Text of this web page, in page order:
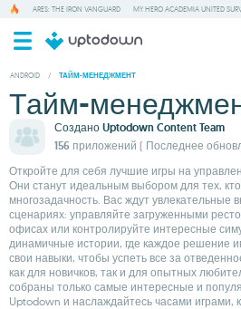
ARES: THE IRON VANGUARD MY HERO ACADEMIA UNITED
ANDROID / ТАЙМ-МЕНЕДЖМЕНТ
Тайм-
Создано Uptodown Content Team
156 приложений ( Последнее
Откройте для себя лучшие игры на
Они станут идеальным выбором для тех,
многозадачность. Вас ждут увлекательные
сценариях: управляйте загруженными
офисах или контролируйте интересные
динамичные истории, где каждое решение
свои навыки, чтобы успеть все за
как для новичков, так и для опытных
собраны только самые интересные и
Uptodown и наслаждайтесь часами играми,